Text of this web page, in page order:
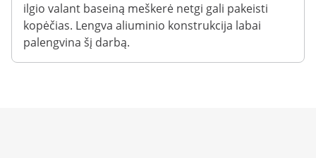
ilgio valant baseiną meškerė netgi gali pakeisti
kopėčias. Lengva aliuminio konstrukcija labai
palengvina šį darbą.